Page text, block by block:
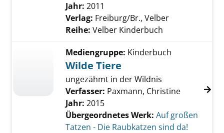
Jahr: 2011
Verlag: Freiburg/Br., Velber
Reihe: Velber Kinderbuch
Mediengruppe: Kinderbuch
Wilde Tiere
ungezähmt in der Wildnis
Verfasser: Paxmann, Christine
Jahr: 2015
Übergeordnetes Werk: Auf großen
Tatzen - Die Raubkatzen sind da!